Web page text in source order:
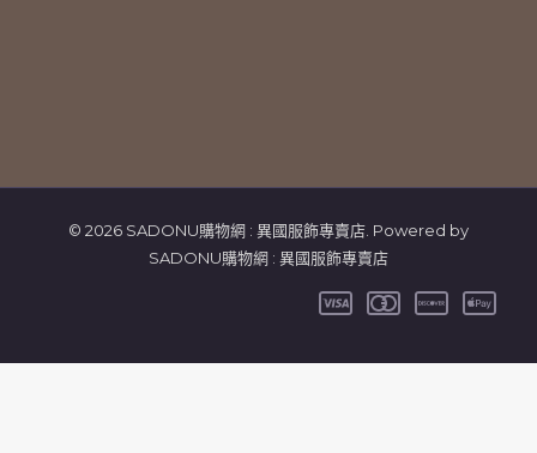
© 2026 SADONU購物網 : 異國服飾專賣店. Powered by
SADONU購物網 : 異國服飾專賣店